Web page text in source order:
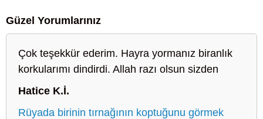
Güzel Yorumlarınız
Çok teşekkür ederim. Hayra yormanız biranlık
korkularımı dindirdi. Allah razı olsun sizden
Hatice K.İ.
Rüyada birinin tırnağının koptuğunu görmek